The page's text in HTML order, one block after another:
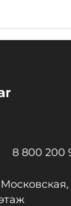
8 800 200